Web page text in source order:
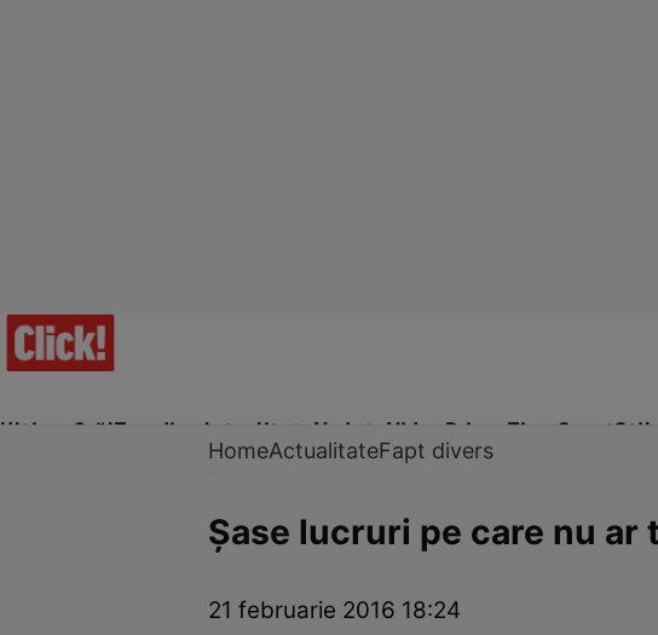
Ultima Oră!Trending Actualitate Vedete Video Prime Time SportStil
InternaționalFapt diversTehnologie
HomeActualitateFapt divers
Şase lucruri pe care nu ar
21 februarie 2016 18:24